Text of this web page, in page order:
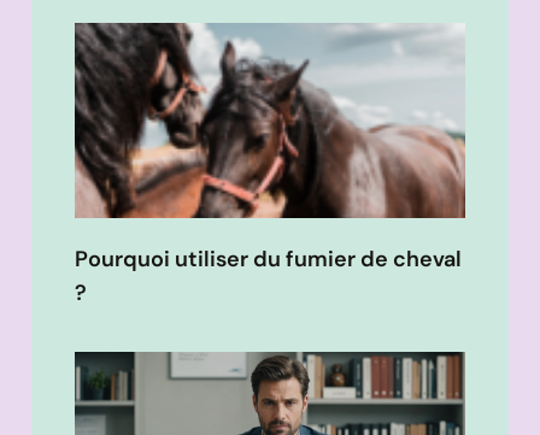
Pourquoi utiliser du fumier de cheval
?